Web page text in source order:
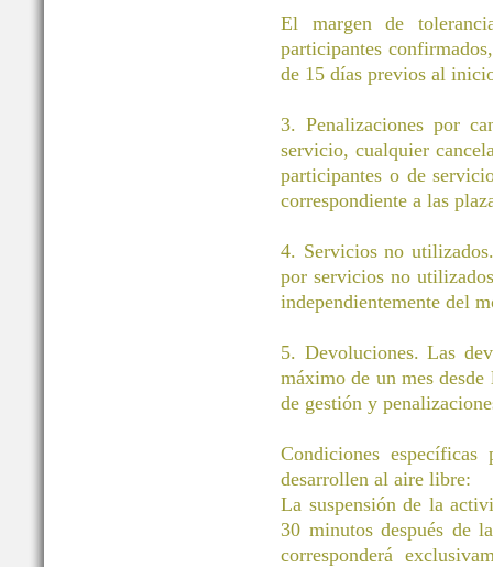
El margen de
participantes
de 15 días previos al
3. Penalizaciones por
servicio, cualquier
participantes o de
correspondiente a las
4. Servicios no
por servicios no
independientemente del
5. Devoluciones. Las
máximo de un mes
de gestión y
Condiciones
desarrollen al aire libre:
La suspensión de la
30 minutos después de
corresponderá